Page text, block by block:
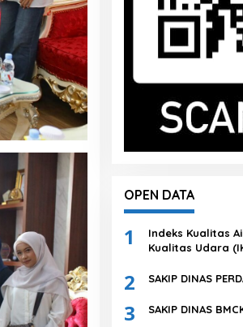
OPEN DATA
1
Indeks Kualitas
Kualitas Udara
2 SAKIP DINAS
3 SAKIP DINAS